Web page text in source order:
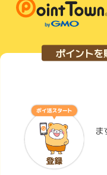
ポイント
ま